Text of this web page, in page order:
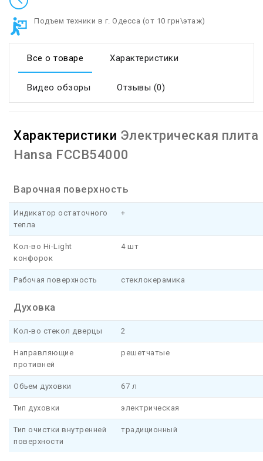
Подъем техники в г. Одесса (от 10 грн\этаж)
Все о товаре Характеристики
Видео обзоры Отзывы (0)
Характеристики Электрическая плита
Hansa FCCB54000
Варочная поверхность
Индикатор остаточного
тепла
+
Кол-во Hi-Light
конфорок
4 шт
Рабочая поверхность стеклокерамика
Духовка
Кол-во стекол дверцы 2
Направляющие
противней
решетчатые
Объем духовки 67 л
Тип духовки электрическая
Тип очистки внутренней
поверхности
традиционный